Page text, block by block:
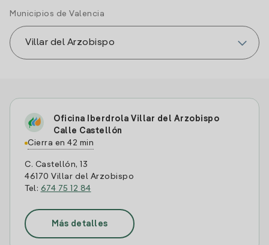
Municipios de Valencia
Oficina Iberdrola Villar del Arzobispo
Calle Castellón
Cierra en 42 min
C. Castellón, 13
46170 Villar del Arzobispo
Tel: 674 75 12 84
Más detalles